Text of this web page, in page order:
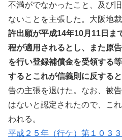
不満がでなかったこと、及び
ないことを主張した。大阪地裁
許出願が平成14年10月11日ま
程が適用されるとし、また原
を行い登録補償金を受領する
するとこれが信義則に反する
告の主張を退けた。なお、被
はないと認定されたので、こ
われる。
平成２５年（行ケ）第１０３